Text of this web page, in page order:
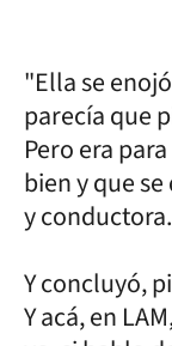
"Ella se
parecía que
Pero era
bien y que
y conductora.
Y concluyó,
Y acá, en